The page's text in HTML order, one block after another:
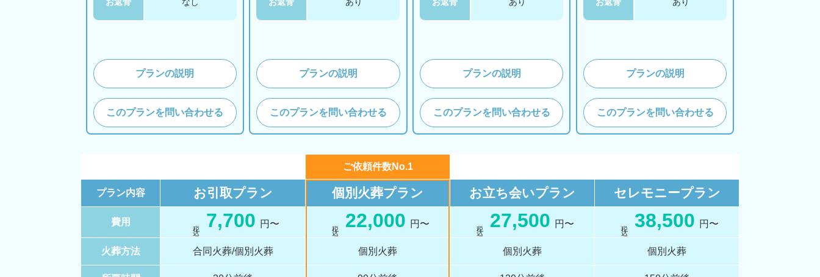
お返骨 なし
プランの説明
このプランを問い合わせる
お返骨 あり
プランの説明
このプランを問い合わせる
お返骨 あり
プランの説明
このプランを問い合わせる
お返骨 あり
プランの説明
このプランを問い合わせる
ご依頼件数No.1
プラン内容 お引取プラン 個別火葬プラン お立ち会いプラン セレモニープラン
費用 7,700 円〜 22,000 円〜 27,500 円〜 38,500 円〜
火葬方法 合同火葬/個別火葬 個別火葬 個別火葬 個別火葬